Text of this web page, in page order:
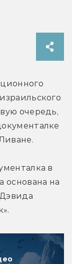
очередь,
в
основана на